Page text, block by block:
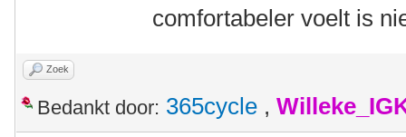
comfortabeler voelt is
Zoek
Bedankt door: 365cycle ,